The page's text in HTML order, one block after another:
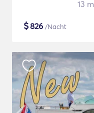
13 m
$826 /Nacht